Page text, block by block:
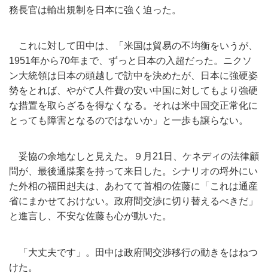
務長官は輸出規制を日本に強く迫った。
これに対して田中は、「米国は貿易の不均衡をいうが、
1951年から70年まで、ずっと日本の入超だった。 ニクソ
ン大統領は日本の頭越しで訪中を決めたが、
日本に強硬姿
勢をとれば、 やがて人件費の安い中国に対してもより強硬
な措置を取らざるを得なくなる。 それは米中国交正常化に
とっても障害となるのではないか」
と一歩も譲らない。
妥協の余地なしと見えた。９月21日、ケネディの法律顧
問が、 最後通牒案を持って来日した。
シナリオの埒外にい
た外相の福田赳夫は、あわてて首相の佐藤に「 これは通産
省にまかせておけない。 政府間交渉に切り替えるべきだ」
と進言し、 不安な佐藤も心が動いた。
「大丈夫です」。田中は政府間交渉移行の動きをはねつ
けた。